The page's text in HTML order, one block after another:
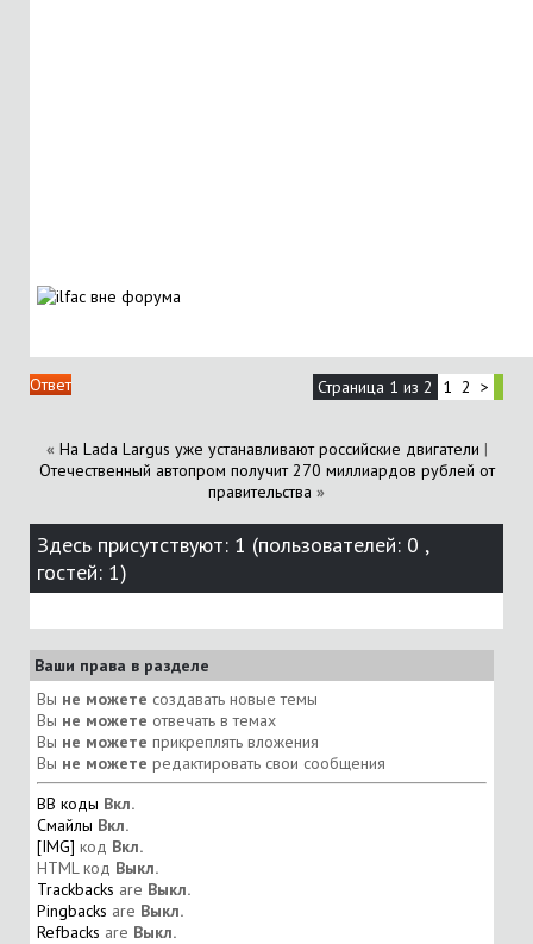
Ответ Страница 1 из 2 1 2 >
« На Lada Largus уже устанавливают российские двигатели |
Отечественный автопром получит 270 миллиардов рублей от
правительства »
Здесь присутствуют: 1 (пользователей: 0 ,
гостей: 1)
Ваши права в разделе
Вы не можете создавать новые темы
Вы не можете отвечать в темах
Вы не можете прикреплять вложения
Вы не можете редактировать свои сообщения
BB коды Вкл.
Смайлы Вкл.
[IMG] код Вкл.
HTML код Выкл.
Trackbacks are Выкл.
Pingbacks are Выкл.
Refbacks are Выкл.